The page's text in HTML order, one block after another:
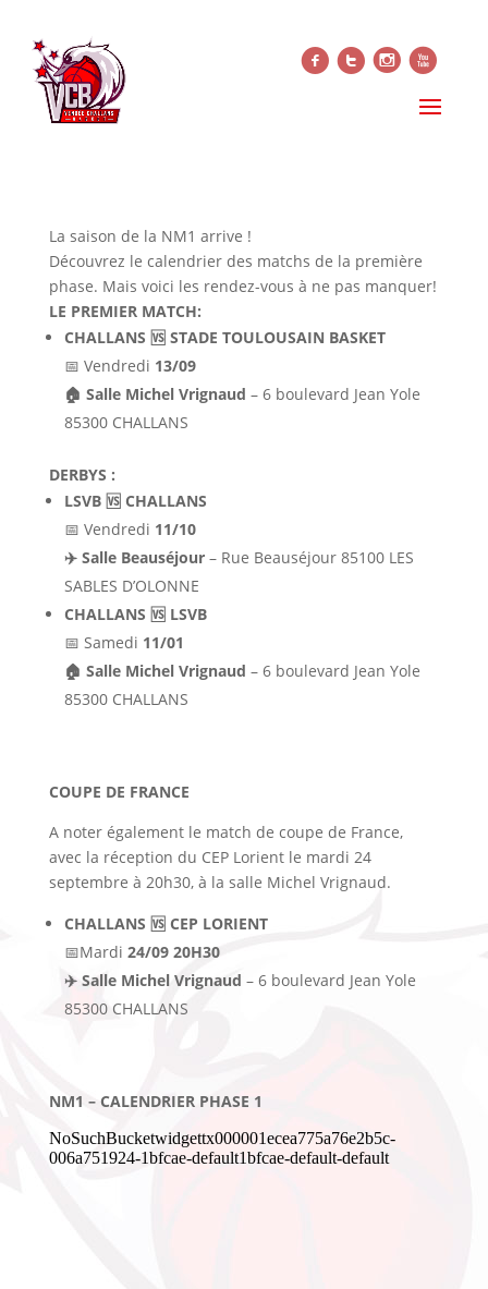
f t i x
NM1 – CALENDRIER PHASE 1
La saison de la NM1 arrive !
Découvrez le calendrier des matchs de la première
phase. Mais voici les rendez-vous à ne pas manquer!
LE PREMIER MATCH:
CHALLANS 🆚 STADE TOULOUSAIN BASKET
📅 Vendredi 13/09
🏠 Salle Michel Vrignaud – 6 boulevard Jean Yole
85300 CHALLANS
DERBYS :
LSVB 🆚 CHALLANS
📅 Vendredi 11/10
✈️ Salle Beauséjour – Rue Beauséjour 85100 LES
SABLES D’OLONNE
CHALLANS 🆚 LSVB
📅 Samedi 11/01
🏠 Salle Michel Vrignaud – 6 boulevard Jean Yole
85300 CHALLANS
COUPE DE FRANCE
A noter également le match de coupe de France,
avec la réception du CEP Lorient le mardi 24
septembre à 20h30, à la salle Michel Vrignaud.
CHALLANS 🆚 CEP LORIENT
📅Mardi 24/09 20H30
✈️ Salle Michel Vrignaud – 6 boulevard Jean Yole
85300 CHALLANS
NM1 – CALENDRIER PHASE 1